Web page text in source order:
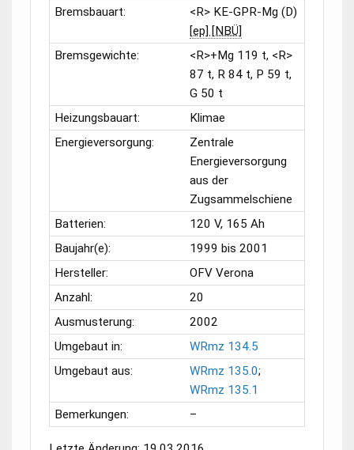
Bremsbauart:
<R> KE-GPR-Mg (D)
[ep] [NBÜ]
Bremsgewichte:
<R>+Mg 119 t, <R>
87 t, R 84 t, P 59 t,
G 50 t
Heizungsbauart:
Klimae
Energieversorgung:
Zentrale
Energieversorgung
aus der
Zugsammelschiene
Batterien:
120 V, 165 Ah
Baujahr(e):
1999 bis 2001
Hersteller:
OFV Verona
Anzahl:
20
Ausmusterung:
2002
Umgebaut in:
WRmz 134.5
Umgebaut aus:
WRmz 135.0;
WRmz 135.1
Bemerkungen:
–